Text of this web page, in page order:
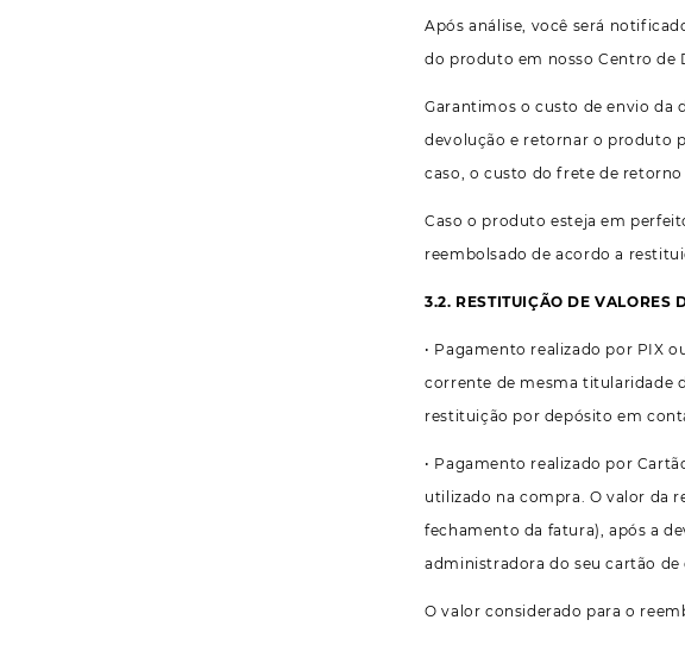
Após análise, você será
do produto em nosso Centro de
Garantimos o custo de envio da
devolução e retornar o produto
caso, o custo do frete de
Caso o produto esteja em
reembolsado de acordo a
3.2. RESTITUIÇÃO DE VALORES
• Pagamento realizado por PIX
corrente de mesma titularidade
restituição por depósito em
• Pagamento realizado por
utilizado na compra. O valor da
fechamento da fatura), após a
administradora do seu cartão de
O valor considerado para o